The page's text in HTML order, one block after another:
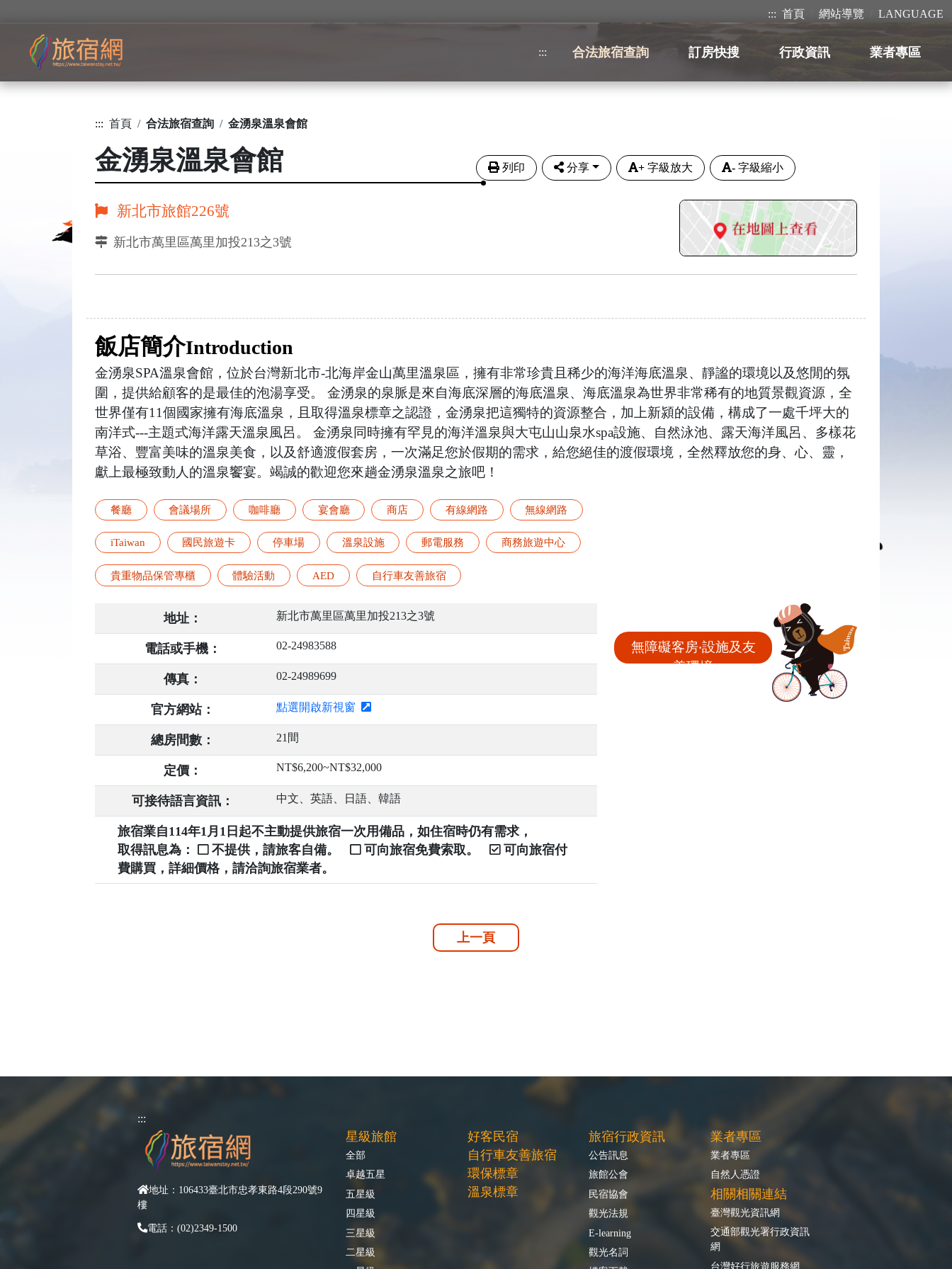
::: 首頁 網站導覽 LANGUAGE
::: 合法旅宿查詢 訂房快搜 行政資訊 業者專區
::: 首頁 合法旅宿查詢 金湧泉溫泉會館
金湧泉溫泉會館 列印 分享 + 字級放大 - 字級縮小
新北市旅館226號
新北市萬里區萬里加投213之3號
飯店簡介Introduction
金湧泉SPA溫泉會館，位於台灣新北市-北海岸金山萬里溫泉區，擁有非常珍貴且稀少的海洋海底溫泉、靜謐的環境以及悠閒的氛
圍，提供給顧客的是最佳的泡湯享受。 金湧泉的泉脈是來自海底深層的海底溫泉、海底溫泉為世界非常稀有的地質景觀資源，全
世界僅有11個國家擁有海底溫泉，且取得溫泉標章之認證，金湧泉把這獨特的資源整合，加上新潁的設備，構成了一處千坪大的
南洋式---主題式海洋露天溫泉風呂。 金湧泉同時擁有罕見的海洋溫泉與大屯山山泉水spa設施、自然泳池、露天海洋風呂、多樣花
草浴、豐富美味的溫泉美食，以及舒適渡假套房，一次滿足您於假期的需求，給您絕佳的渡假環境，全然釋放您的身、心、靈，
獻上最極致動人的溫泉饗宴。竭誠的歡迎您來趟金湧泉溫泉之旅吧！
餐廳 會議場所 咖啡廳 宴會廳 商店 有線網路 無線網路
iTaiwan 國民旅遊卡 停車場 溫泉設施 郵電服務 商務旅遊中心
貴重物品保管專櫃 體驗活動 AED 自行車友善旅宿
地址： 新北市萬里區萬里加投213之3號
電話或手機： 02-24983588
傳真： 02-24989699
官方網站： 點選開啟新視窗
總房間數： 21間
定價： NT$6,200~NT$32,000
可接待語言資訊： 中文、英語、日語、韓語
旅宿業自114年1月1日起不主動提供旅宿一次用備品，如住宿時仍有需求，
取得訊息為：
不提供，請旅客自備。 可向旅宿免費索取。
可向旅宿付
費購買，詳細價格，請洽詢旅宿業者。
無障礙客房‧設施及友
善環境
上一頁
:::
地址：106433臺北市忠孝東路4段290號9
樓
電話：(02)2349-1500
星級旅館
全部
卓越五星
五星級
四星級
三星級
二星級
好客民宿
自行車友善旅宿
環保標章
溫泉標章
旅宿行政資訊
公告訊息
旅館公會
民宿協會
觀光法規
E-learning
觀光名詞
業者專區
業者專區
自然人憑證
相關相關連結
臺灣觀光資訊網
交通部觀光署行政資訊
網
台灣好行旅遊服務網